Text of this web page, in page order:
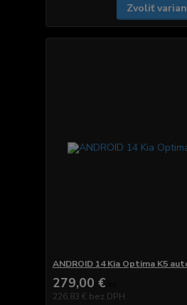
Zvoliť
ANDROID 14 Kia Optima K5
279,00 €
226,83 € bez DPH